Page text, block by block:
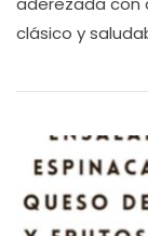
clásico y